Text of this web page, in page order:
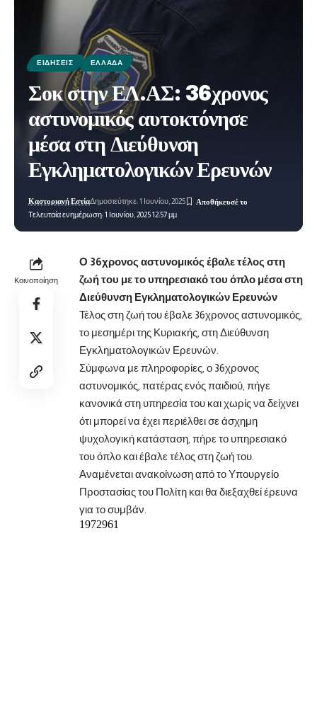
ΕΙΔΉΣΕΙΣ ΕΛΛΆΔΑ
Σοκ στην ΕΛ.ΑΣ: 36χρονος
αστυνομικός αυτοκτόνησε
μέσα στη Διεύθυνση
Εγκληματολογικών Ερευνών
Τελευταία ενημέρωση: 1 Ιουνίου, 2025 12:57 μμ
Καστοριανή ΕστίαΔημοσιεύτηκε: 1 Ιουνίου, 2025
Κοινοποίηση
Ο 36χρονος αστυνομικός έβαλε τέλος στη
ζωή του με το υπηρεσιακό του όπλο μέσα στη
Διεύθυνση Εγκληματολογικών Ερευνών
Τέλος στη ζωή του έβαλε 36χρονος αστυνομικός,
το μεσημέρι της Κυριακής, στη Διεύθυνση
Εγκληματολογικών Ερευνών.
Σύμφωνα με πληροφορίες, ο 36χρονος
αστυνομικός, πατέρας ενός παιδιού, πήγε
κανονικά στη υπηρεσία του και χωρίς να δείχνει
ότι μπορεί να έχει περιέλθει σε άσχημη
ψυχολογική κατάσταση, πήρε το υπηρεσιακό
του όπλο και έβαλε τέλος στη ζωή του.
Αναμένεται ανακοίνωση από το Υπουργείο
Προστασίας του Πολίτη και θα διεξαχθεί έρευνα
για το συμβάν.